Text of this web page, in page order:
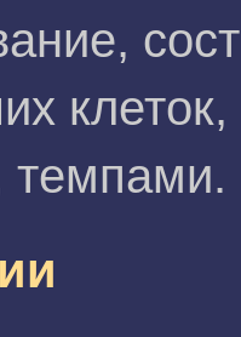
темпами.